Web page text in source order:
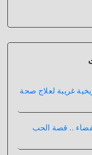
غريبة لعلاج صحة
.. قصة الحب